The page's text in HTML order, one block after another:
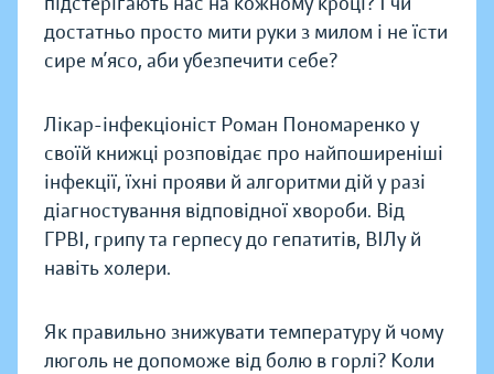
достатньо просто мити руки з милом і не їсти
сире м’ясо, аби убезпечити себе?
Лікар-інфекціоніст Роман Пономаренко у
своїй книжці розповідає про найпоширеніші
інфекції, їхні прояви й алгоритми дій у разі
діагностування відповідної хвороби. Від
ГРВІ, грипу та герпесу до гепатитів, ВІЛу й
навіть холери.
Як правильно знижувати температуру й чому
люголь не допоможе від болю в горлі? Коли